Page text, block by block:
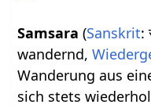
Samsara (Sanskrit:
wandernd,
Wanderung aus
sich stets